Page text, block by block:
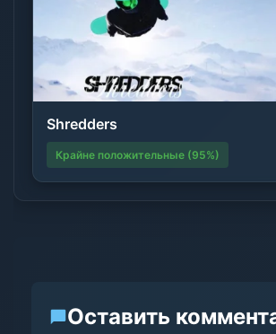
Shredders
Крайне положительные (95%)
Оставить